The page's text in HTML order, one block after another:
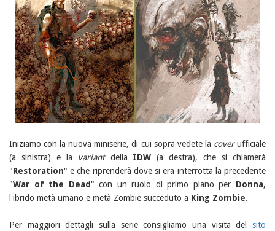
Iniziamo con la nuova miniserie, di cui sopra vedete la coverufficiale
(a sinistra) e la
variantdella IDW (a destra), che si chiamerà
"Restoration" e che riprenderà dove si era interrotta la precedente
"War of the Dead" con un ruolo di primo piano per Donna,
l'ibrido metà umano e metà Zombie succeduto a King Zombie.
Per maggiori dettagli sulla serie consigliamo una visita del sito